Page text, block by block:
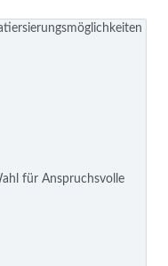
für Anspruchsvolle